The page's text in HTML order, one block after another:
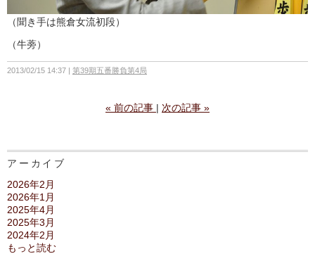
（聞き手は熊倉女流初段）
（牛蒡）
2013/02/15 14:37 第39期五番勝負第4局
« 前の記事 次の記事 »
アーカイブ
2026年2月
2026年1月
2025年4月
2025年3月
2024年2月
もっと読む